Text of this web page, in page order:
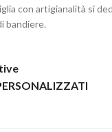
con artigianalità si
bandiere.